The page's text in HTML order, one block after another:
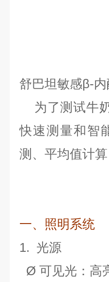
舒巴坦敏感β-
为了测试牛
快速测量和智
测、平均值计
一、照明系统
1. 光源
Ø 可见光：高